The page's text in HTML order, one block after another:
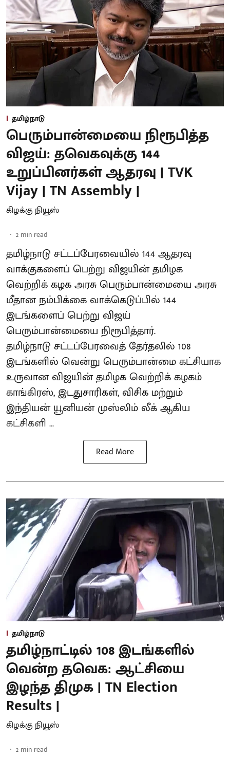
தமிழ்நாடு
பெரும்பான்மையை நிரூபித்த
விஜய்: தவெகவுக்கு 144
உறுப்பினர்கள் ஆதரவு | TVK
Vijay | TN Assembly |
கிழக்கு நியூஸ்
2 min read
தமிழ்நாடு சட்டப்பேரவையில் 144 ஆதரவு
வாக்குகளைப் பெற்று விஜயின் தமிழக
வெற்றிக் கழக அரசு பெரும்பான்மையை அரசு
மீதான நம்பிக்கை வாக்கெடுப்பில் 144
இடங்களைப் பெற்று விஜய்
பெரும்பான்மையை நிரூபித்தார்.
தமிழ்நாடு சட்டப்பேரவைத் தேர்தலில் 108
இடங்களில் வென்று பெரும்பான்மை கட்சியாக
உருவான விஜயின் தமிழக வெற்றிக் கழகம்
காங்கிரஸ், இடதுசாரிகள், விசிக மற்றும்
இந்தியன் யூனியன் முஸ்லிம் லீக் ஆகிய
கட்சிகளி ...
Read More
தமிழ்நாடு
தமிழ்நாட்டில் 108 இடங்களில்
வென்ற தவெக: ஆட்சியை
இழந்த திமுக | TN Election
Results |
கிழக்கு நியூஸ்
2 min read